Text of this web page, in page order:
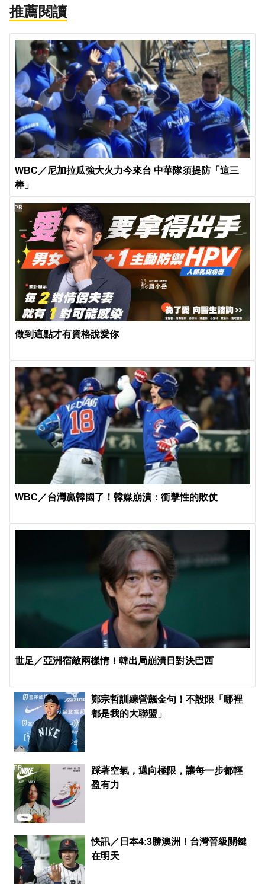
推薦閱讀
WBC／尼加拉瓜強大火力今來台 中華隊須提防「這三
棒」
做到這點才有資格說愛你
PR
WBC／台灣贏韓國了！韓媒崩潰：衝擊性的敗仗
世足／亞洲宿敵兩樣情！韓出局崩潰日對決巴西
鄭宗哲訓練營飆金句！不設限「哪裡
都是我的大聯盟」
踩著空氣，邁向極限，讓每一步都輕
盈有力
PR
快訊／日本4:3勝澳洲！台灣晉級關鍵
在明天